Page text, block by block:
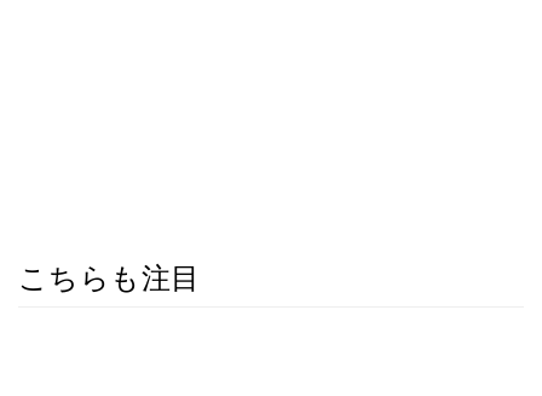
こちらも注目